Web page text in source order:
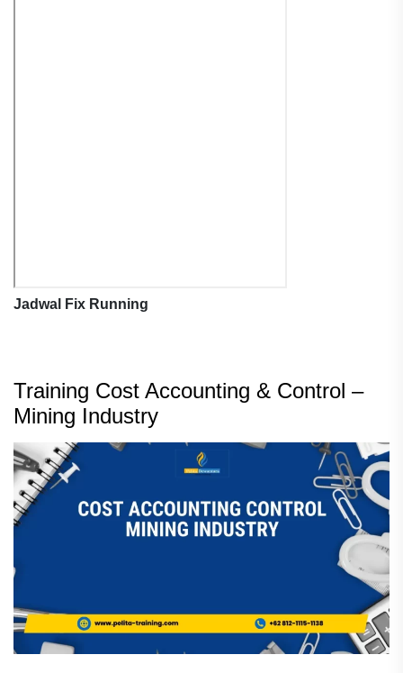
Jadwal Fix Running
Training Cost Accounting & Control –
Mining Industry